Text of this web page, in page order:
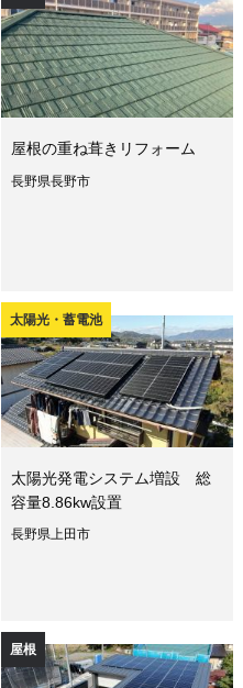
屋根の重ね葺きリフォーム
長野県長野市
太陽光・蓄電池
太陽光発電システム増設 総
容量8.86kw設置
長野県上田市
屋根